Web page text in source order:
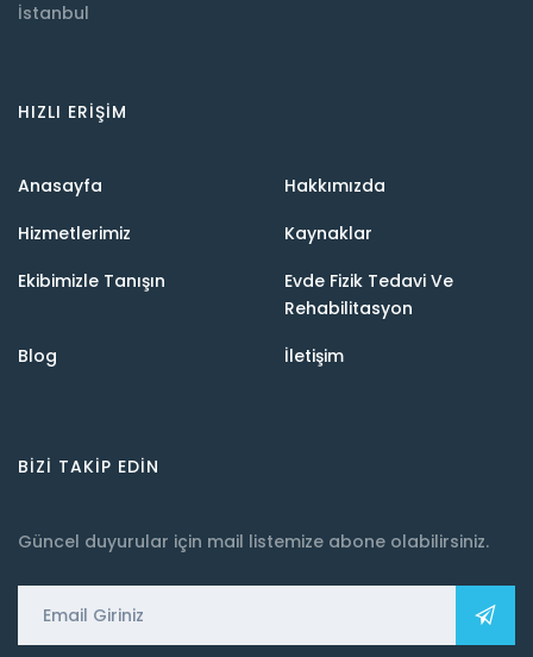
İstanbul
HIZLI ERIŞIM
Anasayfa
Hakkımızda
Hizmetlerimiz
Kaynaklar
Ekibimizle Tanışın
Evde Fizik Tedavi Ve
Rehabilitasyon
Blog
İletişim
BIZI TAKIP EDIN
Güncel duyurular için mail listemize abone olabilirsiniz.